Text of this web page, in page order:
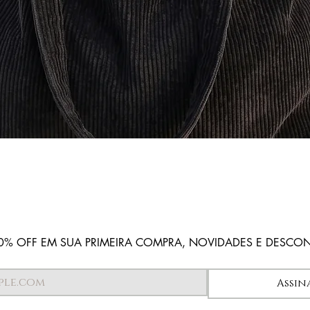
OFF EM SUA PRIMEIRA COMPRA, NOVIDADES E